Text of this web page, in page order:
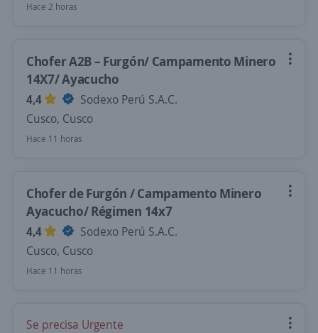
Hace 2 horas
Chofer A2B – Furgón/ Campamento Minero
14X7/ Ayacucho
4,4
Sodexo Perú S.A.C.
Cusco, Cusco
Hace 11 horas
Chofer de Furgón / Campamento Minero
Ayacucho/ Régimen 14x7
4,4
Sodexo Perú S.A.C.
Cusco, Cusco
Hace 11 horas
Se precisa Urgente